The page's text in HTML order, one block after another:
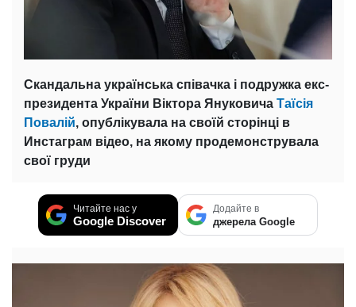
Скандальна українська співачка і подружка екс-
президента України Віктора Януковича Таїсія
Повалій, опублікувала на своїй сторінці в
Инстаграм відео, на якому продемонструвала
свої груди
Читайте нас у
Google Discover
Додайте в
джерела Google